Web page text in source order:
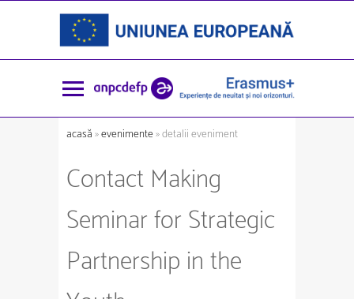
acasă»evenimente» detalii eveniment
Contact Making
Seminar for Strategic
Partnership in the